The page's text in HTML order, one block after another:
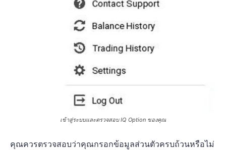
เข้าสู่ระบบและตรวจสอบ IQ Option ของคุณ
คุณควรตรวจสอบว่าคุณกรอกข้อมูลส่วนตัวครบถ้วนหรือไม่